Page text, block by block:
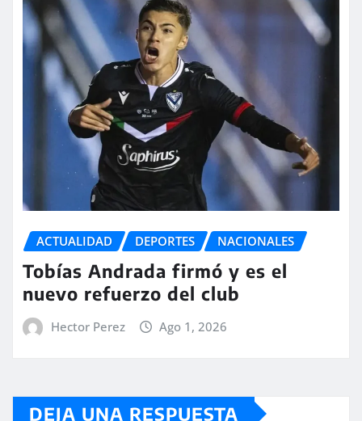
ACTUALIDAD DEPORTES NACIONALES
Tobías Andrada firmó y es el
nuevo refuerzo del club
Hector Perez Ago 1, 2026
DEJA UNA RESPUESTA